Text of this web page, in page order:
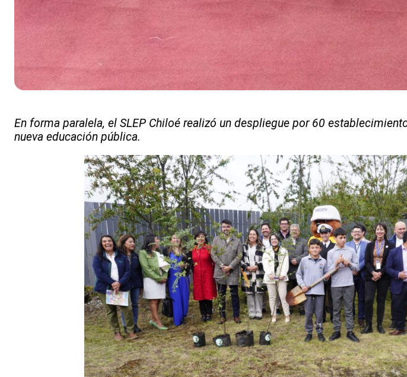
En forma paralela, el SLEP Chiloé realizó un despliegue por 60
nueva educación pública.